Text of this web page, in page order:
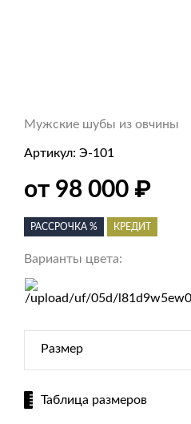
Мужские шубы из овчины
Артикул: Э-101
от 98 000 ₽
РАССРОЧКА % КРЕДИТ
Варианты цвета:
Размер
Таблица размеров